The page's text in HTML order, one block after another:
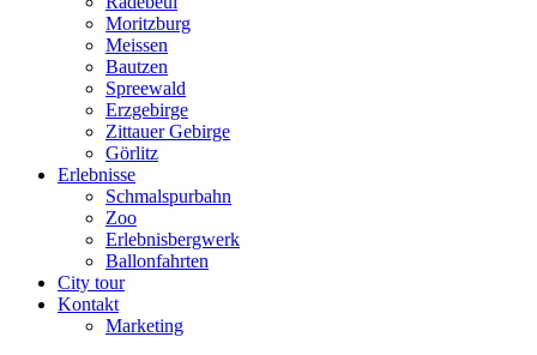
Moritzburg
Meissen
Bautzen
Spreewald
Erzgebirge
Zittauer Gebirge
Görlitz
Erlebnisse
Schmalspurbahn
Zoo
Erlebnisbergwerk
Ballonfahrten
City tour
Kontakt
Marketing